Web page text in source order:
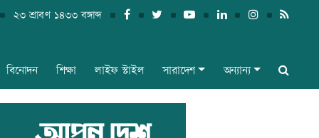
২৩ শ্রাবণ ১৪৩৩ বঙ্গাব্দ
বিনোদন শিক্ষা লাইফ স্টাইল সারাদেশ অন্যান্য